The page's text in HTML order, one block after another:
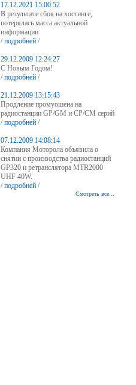
17.12.2021 15:00:52
В результате сбоя на хостинге,
потерялась масса актуальной
информации
/подробней /
29.12.2009 12:24:27
С Новым Годом!
/подробней /
21.12.2009 13:15:43
Продление промуошена на
радиостанции GP/GM и CP/CM серий
/подробней /
07.12.2009 14:08:14
Компания Моторола объявила о
снятии с производства радиостанций
GP320 и ретранслятора MTR2000
UHF 40W.
/подробней /
Смотреть все...